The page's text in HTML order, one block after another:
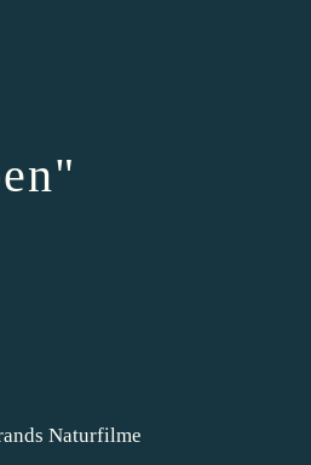
Naturfilme